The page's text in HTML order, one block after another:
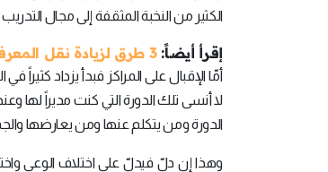
الكثير من النخبة المثقفة إلى مجال التدريب
إقرأ أيضاً:3 طرق لزيادة نقل المعرفة والمعلومات أثناء التدريب
أمّا الإقبال على المراكز فبدأ يزداد كثيراً
لا أنسى تلك الدورة التي كنت مديراً لها
الدورة ومن يتكلم عنها ومن يعارضها
وهذا إن دلّ فيدلّ على اختلاف الوعي